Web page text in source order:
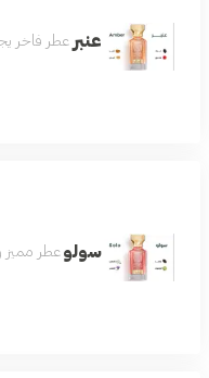
عنبر عطر فاخر
سولو عطر مميز